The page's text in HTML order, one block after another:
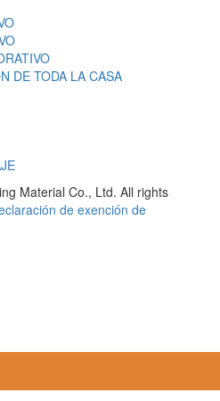
DE TODA LA CASA
Material Co., Ltd. All rights
de exención de